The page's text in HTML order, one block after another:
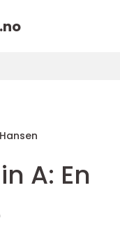
no
A: En